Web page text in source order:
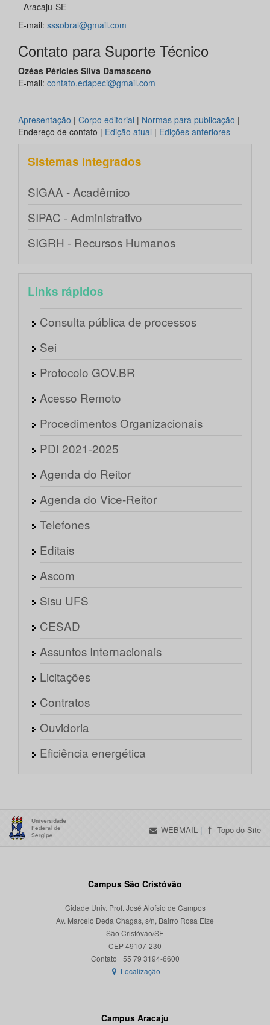
- Aracaju-SE
E-mail: sssobral@gmail.com
Contato para Suporte Técnico
Ozéas Péricles Silva Damasceno
E-mail: contato.edapeci@gmail.com
Apresentação | Corpo editorial | Normas para publicação |
Endereço de contato | Edição atual | Edições anteriores
Sistemas integrados
SIGAA - Acadêmico
SIPAC - Administrativo
SIGRH - Recursos Humanos
Links rápidos
Consulta pública de processos
Sei
Protocolo GOV.BR
Acesso Remoto
Procedimentos Organizacionais
PDI 2021-2025
Agenda do Reitor
Agenda do Vice-Reitor
Telefones
Editais
Ascom
Sisu UFS
CESAD
Assuntos Internacionais
Licitações
Contratos
Ouvidoria
Eficiência energética
WEBMAIL | Topo do Site
Campus São Cristóvão
Cidade Univ. Prof. José Aloísio de Campos
Av. Marcelo Deda Chagas, s/n, Bairro Rosa Elze
São Cristóvão/SE
CEP 49107-230
Localização
Campus Aracaju